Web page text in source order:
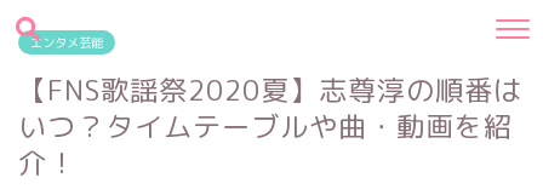
エンタメ芸能
【FNS歌謡祭2020夏】志尊淳の順番は
いつ？タイムテーブルや曲・動画を紹
介！